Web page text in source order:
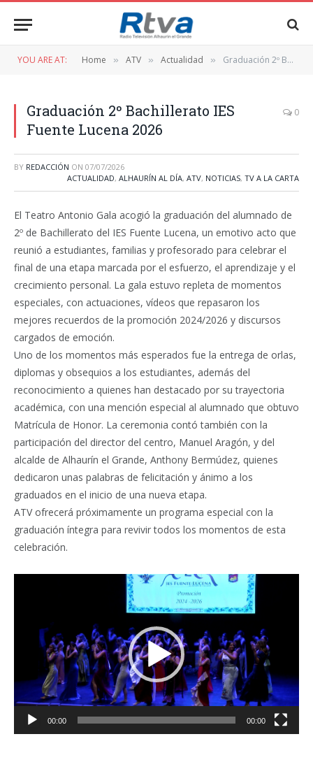
YOU ARE AT: Home » ATV » Actualidad » Graduación 2º Bachillerato IES Fuente Lucena 2026
Graduación 2º Bachillerato IES
Fuente Lucena 2026
0
BY REDACCIÓN ON 07/07/2026
ACTUALIDAD, ALHAURÍN AL DÍA, ATV, NOTICIAS, TV A LA CARTA
El Teatro Antonio Gala acogió la graduación del alumnado de
2º de Bachillerato del IES Fuente Lucena, un emotivo acto que
reunió a estudiantes, familias y profesorado para celebrar el
final de una etapa marcada por el esfuerzo, el aprendizaje y el
crecimiento personal. La gala estuvo repleta de momentos
especiales, con actuaciones, vídeos que repasaron los
mejores recuerdos de la promoción 2024/2026 y discursos
cargados de emoción.
Uno de los momentos más esperados fue la entrega de orlas,
diplomas y obsequios a los estudiantes, además del
reconocimiento a quienes han destacado por su trayectoria
académica, con una mención especial al alumnado que obtuvo
Matrícula de Honor. La ceremonia contó también con la
participación del director del centro, Manuel Aragón, y del
alcalde de Alhaurín el Grande, Anthony Bermúdez, quienes
dedicaron unas palabras de felicitación y ánimo a los
graduados en el inicio de una nueva etapa.
ATV ofrecerá próximamente un programa especial con la
graduación íntegra para revivir todos los momentos de esta
celebración.
00:00 00:00